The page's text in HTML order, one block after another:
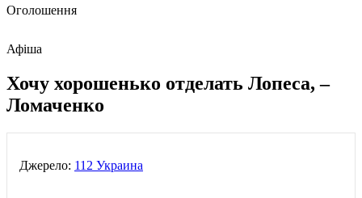
Оголошення
Афіша
Хочу хорошенько отделать Лопеса, –
Ломаченко
Джерело: 112 Украина